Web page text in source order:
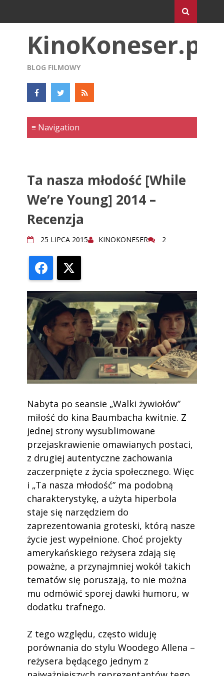
KinoKoneser.pl
BLOG FILMOWY
Ta nasza młodość [While
We’re Young] 2014 –
Recenzja
25 LIPCA 2015 KINOKONESER 2
Facebook
Nabyta po seansie „Walki żywiołów”
miłość do kina Baumbacha kwitnie. Z
jednej strony wysublimowane
przejaskrawienie omawianych postaci,
z drugiej autentyczne zachowania
zaczerpnięte z życia społecznego. Więc
i „Ta nasza młodość” ma podobną
charakterystykę, a użyta hiperbola
staje się narzędziem do
zaprezentowania groteski, którą nasze
życie jest wypełnione. Choć projekty
amerykańskiego reżysera zdają się
poważne, a przynajmniej wokół takich
tematów się poruszają, to nie można
mu odmówić sporej dawki humoru, w
dodatku trafnego.
Z tego względu, często widuję
porównania do stylu Woodego Allena –
reżysera będącego jednym z